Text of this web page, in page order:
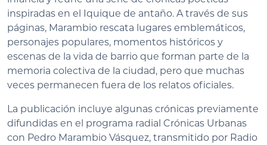
inspiradas en el Iquique de antaño. A través de sus
páginas, Marambio rescata lugares emblemáticos,
personajes populares, momentos históricos y
escenas de la vida de barrio que forman parte de la
memoria colectiva de la ciudad, pero que muchas
veces permanecen fuera de los relatos oficiales.
La publicación incluye algunas crónicas previamente
difundidas en el programa radial Crónicas Urbanas
con Pedro Marambio Vásquez, transmitido por Radio